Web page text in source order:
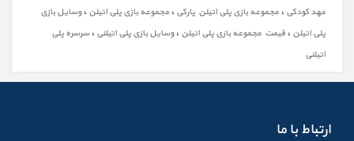
مهد کودکی ، مجموعه بازی پلی اتیلن پارکی ، مجموعه بازی پلی اتیلن ،وسایل بازی
پلی اتیلن ، قیمت مجموعه بازی پلی اتیلن ،وسایل بازی پلی اتیلنی ، سرسره پلی
اتیلنی
ارتباط با ما